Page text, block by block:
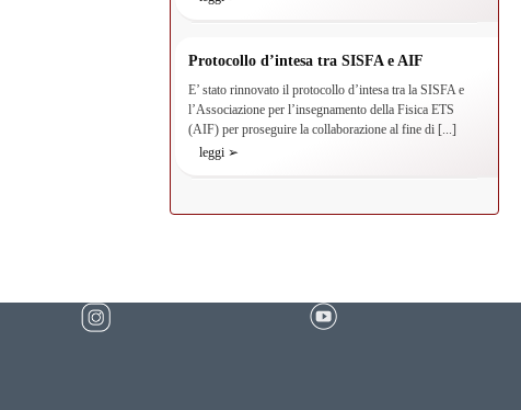
Protocollo d’intesa tra SISFA e AIF
E’ stato rinnovato il protocollo d’intesa tra la SISFA e
l’Associazione per l’insegnamento della Fisica ETS
(AIF) per proseguire la collaborazione al fine di [...]
leggi ➢